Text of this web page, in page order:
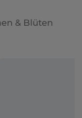
& Blüten